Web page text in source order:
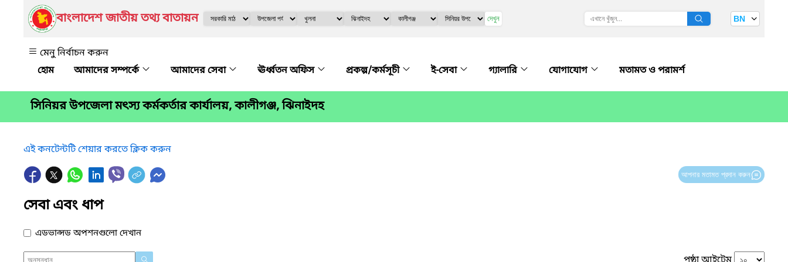
বাংলাদেশ জাতীয় তথ্য বাতায়ন দেখুন BN
মেনু নির্বাচন করুন
আমাদের সম্পর্কে
আমাদের সেবা ঊর্ধ্বতন অফিস প্রকল্প/কর্মসূচী ই-সেবা গ্যালারি যোগাযোগ মতামত ও পরামর্শ
সিনিয়র উপজেলা মৎস্য কর্মকর্তার কার্যালয়, কালীগঞ্জ, ঝিনাইদহ
এই কনটেন্টটি শেয়ার করতে ক্লিক করুন
আপনার মতামত প্রদান করুন
সেবা এবং ধাপ
এডভান্সড অপশনগুলো দেখান